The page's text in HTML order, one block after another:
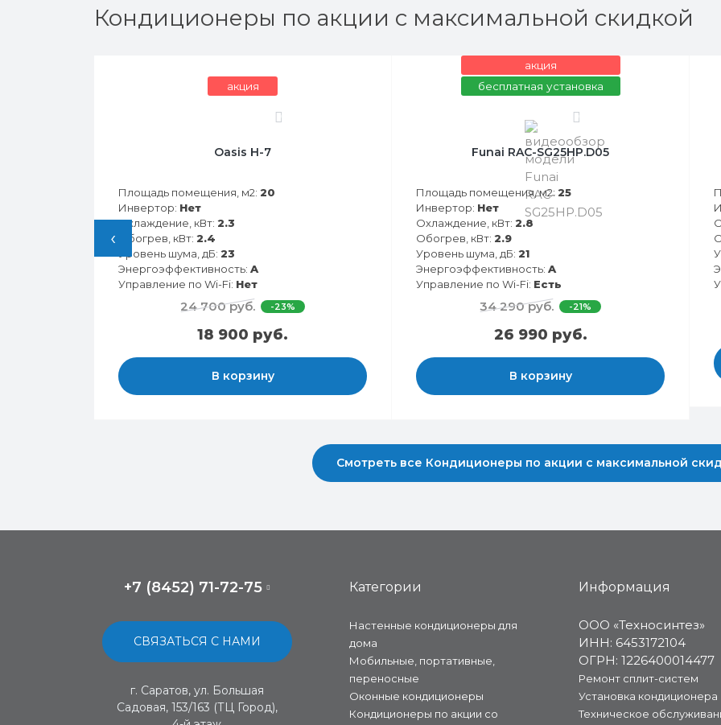
Кондиционеры по акции с максимальной скидкой
‹
акция
0
Oasis H-7
Площадь помещения, м2: 20
Инвертор: Нет
Охлаждение, кВт: 2.3
Обогрев, кВт: 2.4
Уровень шума, дБ: 23
Энергоэффективность: A
Управление по Wi-Fi: Нет
24 700 руб. -23%
18 900 руб.
В корзину
акция
бесплатная установка
0
Funai RAC-SG25HP.D05
Площадь помещения, м2:25
Инвертор: Нет
Охлаждение, кВт: 2.8
Обогрев, кВт: 2.9
Уровень шума, дБ: 21
Энергоэффективность: A
Управление по Wi-Fi: Есть
34 290 руб. -21%
26 990 руб.
В корзину
Смотреть все Кондиционеры по акции с максимальной
+7 (8452) 71-72-75
СВЯЗАТЬСЯ С НАМИ
г. Саратов, ул. Большая
Садовая, 153/163 (ТЦ Город),
Категории
Настенные кондиционеры для
дома
Мобильные, портативные,
переносные
Оконные кондиционеры
Кондиционеры по акции со
Информация
ООО «Техносинтез»
ИНН: 6453172104
ОГРН: 1226400014477
Ремонт сплит-систем
Установка кондиционера
Техническое